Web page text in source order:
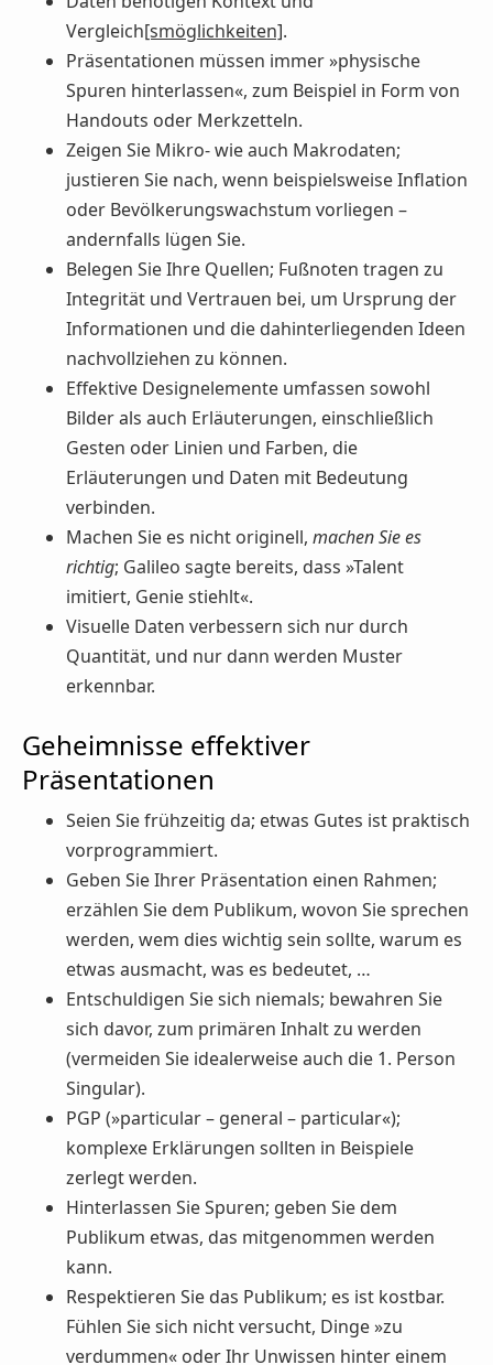
Vergleich[smöglichkeiten].
Präsentationen müssen immer »physische
Spuren hinterlassen«, zum Beispiel in Form von
Handouts oder Merkzetteln.
Zeigen Sie Mikro- wie auch Makrodaten;
justieren Sie nach, wenn beispielsweise Inflation
oder Bevölkerungswachstum vorliegen –
andernfalls lügen Sie.
Belegen Sie Ihre Quellen; Fußnoten tragen zu
Integrität und Vertrauen bei, um Ursprung der
Informationen und die dahinterliegenden Ideen
nachvollziehen zu können.
Effektive Designelemente umfassen sowohl
Bilder als auch Erläuterungen, einschließlich
Gesten oder Linien und Farben, die
Erläuterungen und Daten mit Bedeutung
verbinden.
Machen Sie es nicht originell, machen Sie es
richtig; Galileo sagte bereits, dass »Talent
imitiert, Genie stiehlt«.
Visuelle Daten verbessern sich nur durch
Quantität, und nur dann werden Muster
erkennbar.
Geheimnisse effektiver
Präsentationen
Seien Sie frühzeitig da; etwas Gutes ist praktisch
vorprogrammiert.
Geben Sie Ihrer Präsentation einen Rahmen;
erzählen Sie dem Publikum, wovon Sie sprechen
werden, wem dies wichtig sein sollte, warum es
etwas ausmacht, was es bedeutet, …
Entschuldigen Sie sich niemals; bewahren Sie
sich davor, zum primären Inhalt zu werden
(vermeiden Sie idealerweise auch die 1. Person
Singular).
PGP (»particular – general – particular«);
komplexe Erklärungen sollten in Beispiele
zerlegt werden.
Hinterlassen Sie Spuren; geben Sie dem
Publikum etwas, das mitgenommen werden
kann.
Respektieren Sie das Publikum; es ist kostbar.
Fühlen Sie sich nicht versucht, Dinge »zu
verdummen« oder Ihr Unwissen hinter einem